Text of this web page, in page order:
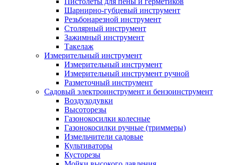
Шарнирно-губцевый инструмент
Резьбонарезной инструмент
Столярный инструмент
Зажимный инструмент
Такелаж
Измерительный инструмент
Измерительный инструмент
Измерительный инструмент ручной
Разметочный инструмент
Садовый электроинструмент и бензоинструмент
Воздуходувки
Высоторезы
Газонокосилки колесные
Газонокосилки ручные (триммеры)
Измельчители садовые
Культиваторы
Кусторезы